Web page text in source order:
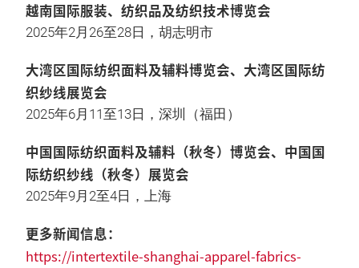
越南国际服装、纺织品及纺织技术博览会
2025年2月26至28日，胡志明市
大湾区国际纺织面料及辅料博览会、大湾区国际纺
织纱线展览会
2025年6月11至13日，深圳（福田）
中国国际纺织面料及辅料（秋冬）博览会、中国国
际纺织纱线（秋冬）展览会
2025年9月2至4日，上海
更多新闻信息：
https://intertextile-shanghai-apparel-fabrics-